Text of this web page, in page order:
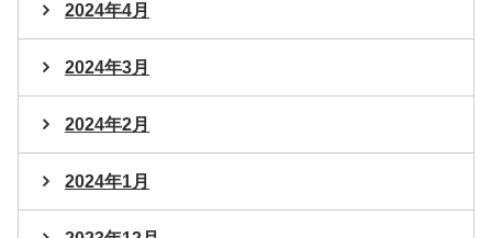
2024年4月
2024年3月
2024年2月
2024年1月